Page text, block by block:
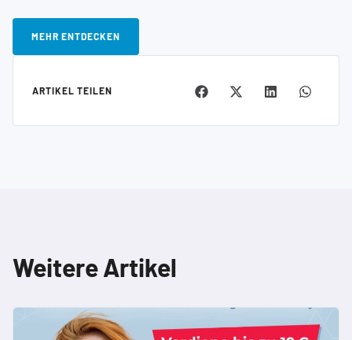
ARTIKEL TEILEN
MEHR ENTDECKEN
Weitere Artikel